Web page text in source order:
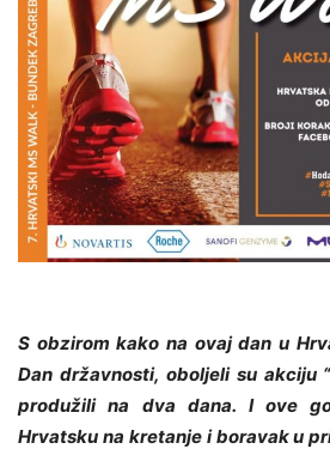
S obzirom kako na ovaj dan u
Dan državnosti, oboljeli su akciju
produžili na dva dana. I ove
Hrvatsku na kretanje i boravak u